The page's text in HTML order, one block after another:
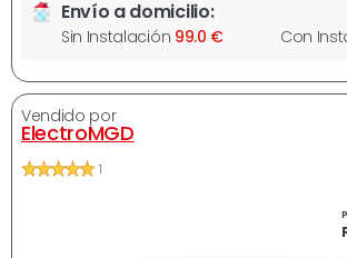
Envío a domicilio:
Sin Instalación 99.0 € Con
Vendido por
ElectroMGD
1